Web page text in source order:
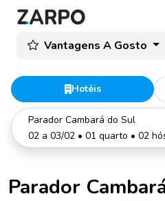
Vantagens A Gosto
Hotéis
Parador Cambará do Sul
02 a 03/02 • 01 quarto • 02
Parador